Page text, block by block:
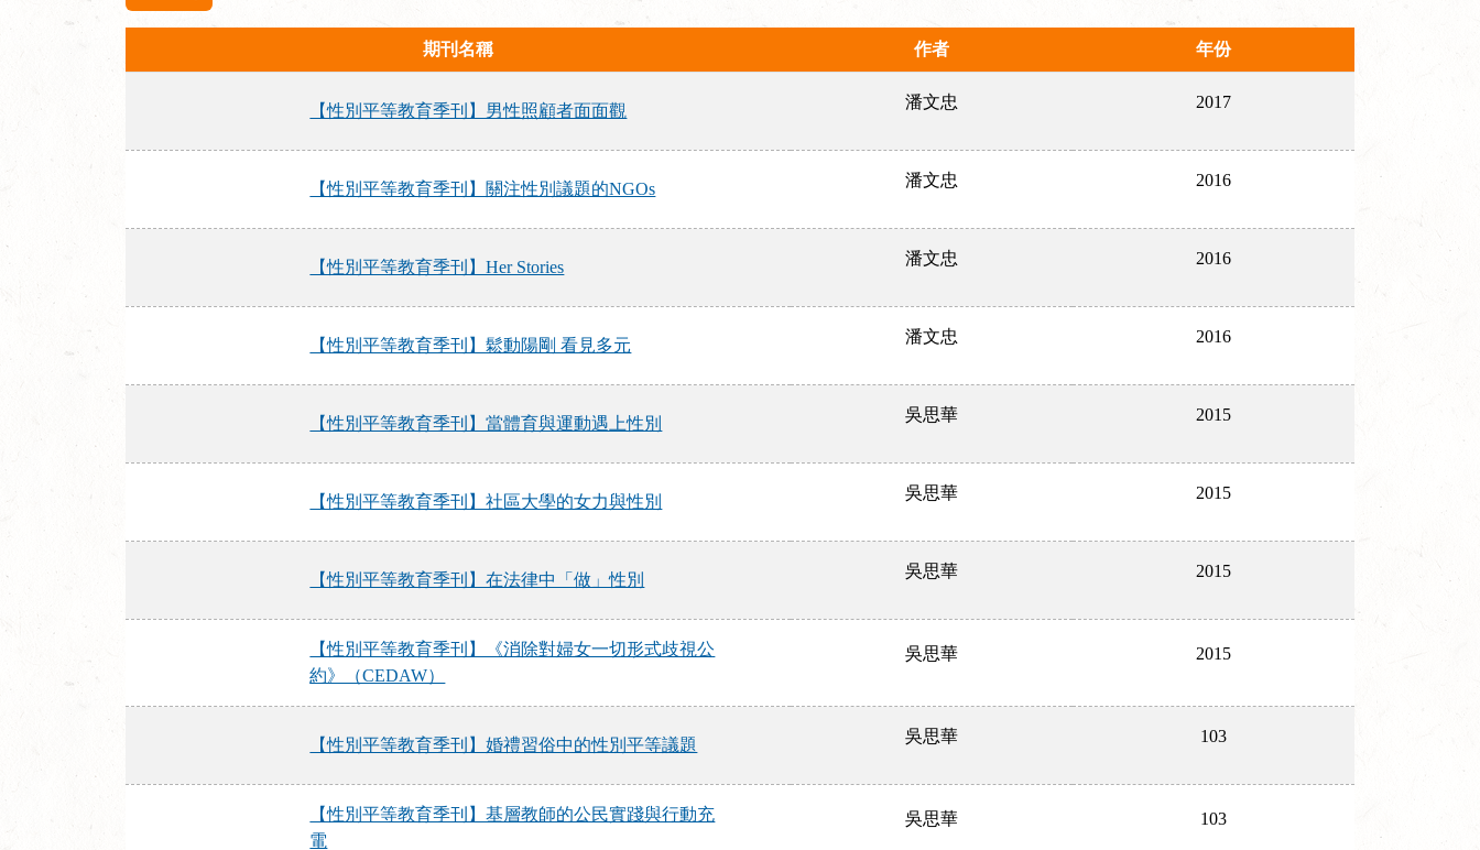
期刊名稱 作者 年份
【性別平等教育季刊】男性照顧者面面觀 潘文忠 2017
【性別平等教育季刊】關注性別議題的NGOs 潘文忠 2016
【性別平等教育季刊】Her Stories 潘文忠 2016
【性別平等教育季刊】鬆動陽剛 看見多元 潘文忠 2016
【性別平等教育季刊】當體育與運動遇上性別 吳思華 2015
【性別平等教育季刊】社區大學的女力與性別 吳思華 2015
【性別平等教育季刊】在法律中「做」性別 吳思華 2015
【性別平等教育季刊】《消除對婦女一切形式歧視公
約》（CEDAW）
吳思華 2015
【性別平等教育季刊】婚禮習俗中的性別平等議題 吳思華 103
【性別平等教育季刊】基層教師的公民實踐與行動充
電
吳思華 103